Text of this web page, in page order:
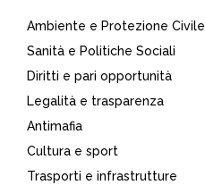
Ambiente e Protezione Civile
Sanità e Politiche Sociali
Diritti e pari opportunità
Legalità e trasparenza
Antimafia
Cultura e sport
Trasporti e infrastrutture